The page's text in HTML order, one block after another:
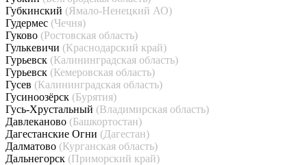
Губкинский (Ямало-Ненецкий АО)
Гудермес (Чечня)
Гуково (Ростовская область)
Гулькевичи (Краснодарский край)
Гурьевск (Калининградская область)
Гурьевск (Кемеровская область)
Гусев (Калининградская область)
Гусиноозёрск (Бурятия)
Гусь-Хрустальный (Владимирская область)
Давлеканово (Башкортостан)
Дагестанские Огни (Дагестан)
Далматово (Курганская область)
Дальнегорск (Приморский край)